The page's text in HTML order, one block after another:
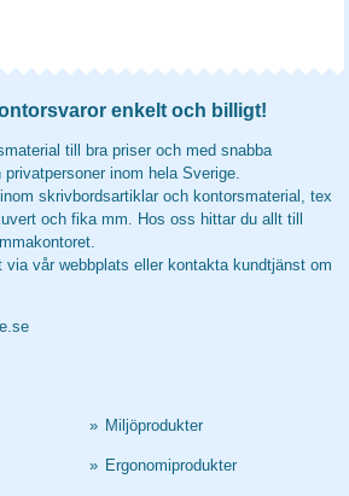
enkelt och billigt!
till bra priser och med snabba
inom hela Sverige.
skrivbordsartiklar och kontorsmaterial, tex
och fika mm. Hos oss hittar du allt till
via vår webbplats eller kontakta kundtjänst om
» Miljöprodukter
» Ergonomiprodukter